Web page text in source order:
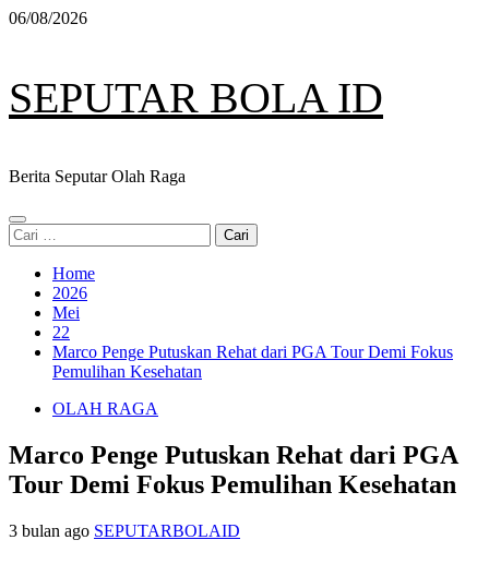
Skip
06/08/2026
SEPUTAR BOLA ID
Berita Seputar Olah Raga
Primary
Menu
Cari
untuk:
Home
2026
Mei
22
Marco Penge Putuskan Rehat dari PGA Tour Demi Fokus
Pemulihan Kesehatan
OLAH RAGA
Marco Penge Putuskan Rehat dari PGA
Tour Demi Fokus Pemulihan Kesehatan
3 bulan ago SEPUTARBOLAID